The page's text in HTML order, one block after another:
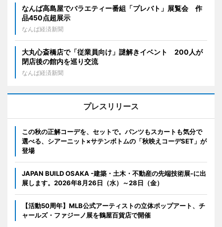
なんば高島屋でバラエティー番組「プレバト」展覧会 作
品450点超展示
なんば経済新聞
大丸心斎橋店で「従業員向け」謎解きイベント 200人が
閉店後の館内を巡り交流
なんば経済新聞
プレスリリース
この秋の正解コーデを、セットで。パンツもスカートも気分で
選べる、シアーニット×サテンボトムの「秋映えコーデSET」が
登場
JAPAN BUILD OSAKA -建築・土木・不動産の先端技術展-に出
展します。2026年8月26日（水）～28日（金）
【活動50周年】MLB公式アーティストの立体ポップアート、チ
ャールズ・ファジーノ展を鶴屋百貨店で開催